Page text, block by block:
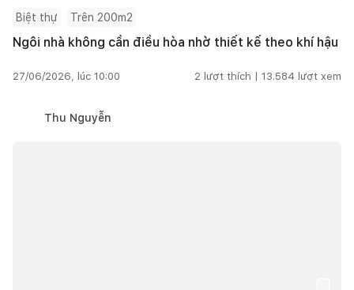
Biệt thự Trên 200m2
Ngôi nhà không cần điều hòa nhờ thiết kế theo khí hậu
27/06/2026, lúc 10:00 2 lượt thích | 13.584 lượt xem
Thu Nguyễn